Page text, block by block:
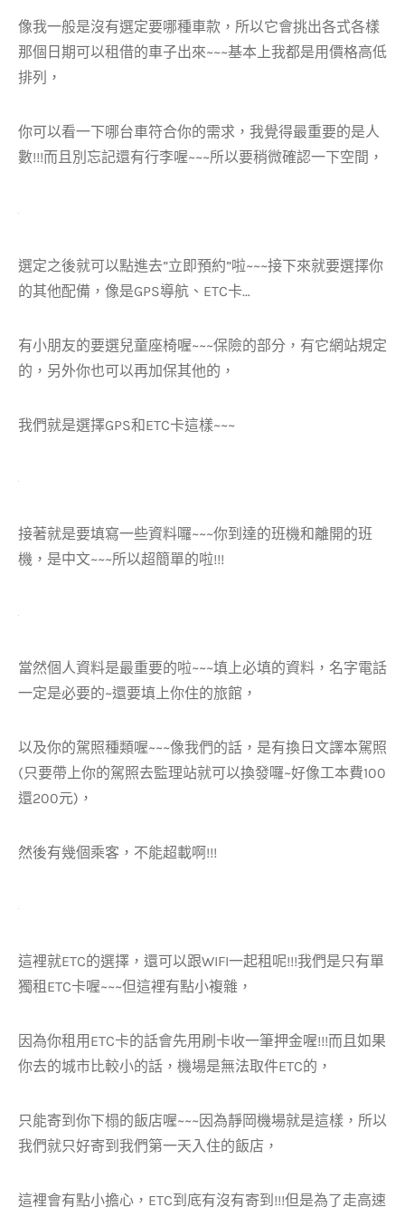
像我一般是沒有選定要哪種車款，所以它會挑出各式各樣
那個日期可以租借的車子出來~~~基本上我都是用價格高低
排列，
你可以看一下哪台車符合你的需求，我覺得最重要的是人
數!!!而且別忘記還有行李喔~~~所以要稍微確認一下空間，
選定之後就可以點進去”立即預約”啦~~~接下來就要選擇你
的其他配備，像是GPS導航、ETC卡…
有小朋友的要選兒童座椅喔~~~保險的部分，有它網站規定
的，另外你也可以再加保其他的，
我們就是選擇GPS和ETC卡這樣~~~
接著就是要填寫一些資料囉~~~你到達的班機和離開的班
機，是中文~~~所以超簡單的啦!!!
當然個人資料是最重要的啦~~~填上必填的資料，名字電話
一定是必要的~還要填上你住的旅館，
以及你的駕照種類喔~~~像我們的話，是有換日文譯本駕照
(只要帶上你的駕照去監理站就可以換發囉~好像工本費100
還200元)，
然後有幾個乘客，不能超載啊!!!
這裡就ETC的選擇，還可以跟WIFI一起租呢!!!我們是只有單
獨租ETC卡喔~~~但這裡有點小複雜，
因為你租用ETC卡的話會先用刷卡收一筆押金喔!!!而且如果
你去的城市比較小的話，機場是無法取件ETC的，
只能寄到你下榻的飯店喔~~~因為靜岡機場就是這樣，所以
我們就只好寄到我們第一天入住的飯店，
這裡會有點小擔心，ETC到底有沒有寄到!!!但是為了走高速